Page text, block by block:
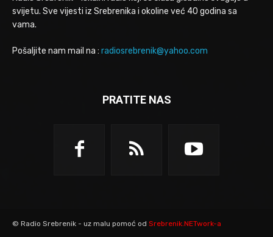
svijetu. Sve vijesti iz Srebrenika i okoline već 40 godina sa
vama.
Pošaljite nam mail na : radiosrebrenik@yahoo.com
PRATITE NAS
© Radio Srebrenik - uz malu pomoć od Srebrenik.NETwork-a